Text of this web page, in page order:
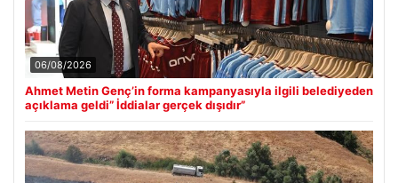
06/08/2026
Ahmet Metin Genç’in forma kampanyasıyla ilgili belediyeden
açıklama geldi” İddialar gerçek dışıdır”